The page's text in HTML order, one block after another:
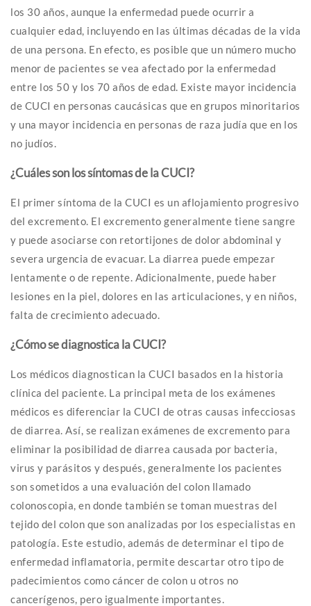
los 30 años, aunque la enfermedad puede ocurrir a
cualquier edad, incluyendo en las últimas décadas de la vida
de una persona. En efecto, es posible que un número mucho
menor de pacientes se vea afectado por la enfermedad
entre los 50 y los 70 años de edad. Existe mayor incidencia
de CUCI en personas caucásicas que en grupos minoritarios
y una mayor incidencia en personas de raza judía que en los
no judíos.
¿Cuáles son los síntomas de la CUCI?
El primer síntoma de la CUCI es un aflojamiento progresivo
del excremento. El excremento generalmente tiene sangre
y puede asociarse con retortijones de dolor abdominal y
severa urgencia de evacuar. La diarrea puede empezar
lentamente o de repente. Adicionalmente, puede haber
lesiones en la piel, dolores en las articulaciones, y en niños,
falta de crecimiento adecuado.
¿Cómo se diagnostica la CUCI?
Los médicos diagnostican la CUCI basados en la historia
clínica del paciente. La principal meta de los exámenes
médicos es diferenciar la CUCI de otras causas infecciosas
de diarrea. Así, se realizan exámenes de excremento para
eliminar la posibilidad de diarrea causada por bacteria,
virus y parásitos y después, generalmente los pacientes
son sometidos a una evaluación del colon llamado
colonoscopia, en donde también se toman muestras del
tejido del colon que son analizadas por los especialistas en
patología. Este estudio, además de determinar el tipo de
enfermedad inflamatoria, permite descartar otro tipo de
padecimientos como cáncer de colon u otros no
cancerígenos, pero igualmente importantes.